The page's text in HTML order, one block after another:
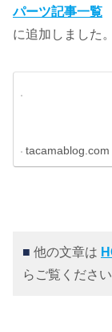
パーツ記事一覧
に追加しました。
tacamablog.com
■ 他の文章は
らご覧ください